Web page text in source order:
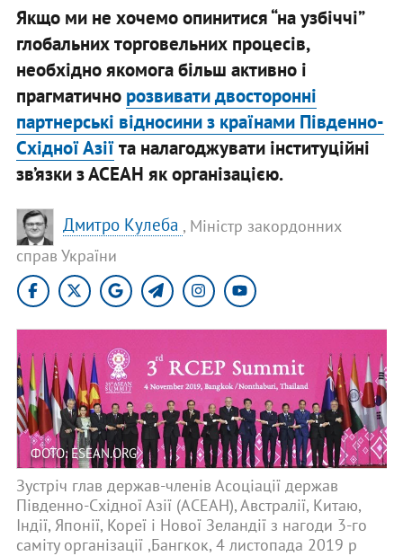
Якщо ми не хочемо опинитися “на узбіччі”
глобальних торговельних процесів,
необхідно якомога більш активно і
прагматично розвивати двосторонні
партнерські відносини з країнами Південно-
Східної Азіїта налагоджувати інституційні
зв’язки з АСЕАН як організацією.
Дмитро Кулеба , Міністр закордонних
справ України
ФОТО: ESEAN.ORG
Зустріч глав держав-членів Асоціації держав
Південно-Східної Азії (АСЕАН), Австралії, Китаю,
Індії, Японії, Кореї і Нової Зеландії з нагоди 3-го
саміту організації ,Бангкок, 4 листопада 2019 р